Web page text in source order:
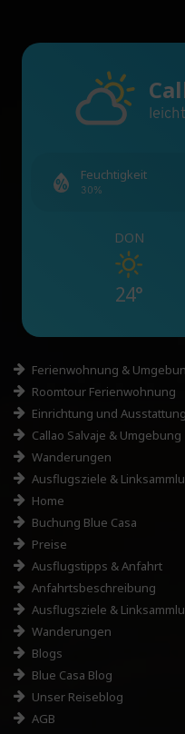
Feuchtigkeit
30%
DON
24°
Ferienwohnung &
Roomtour Ferienwohnung
Einrichtung und Ausstattung
Callao Salvaje & Umgebung
Wanderungen
Ausflugsziele &
Home
Buchung Blue Casa
Preise
Ausflugstipps & Anfahrt
Anfahrtsbeschreibung
Ausflugsziele &
Wanderungen
Blogs
Blue Casa Blog
Unser Reiseblog
AGB